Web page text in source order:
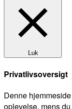
Luk
Privatlivsoversigt
Denne
oplevelse, mens